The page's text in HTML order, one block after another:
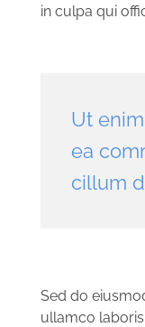
in culpa qui
Ut
ea
cillum
Sed do
ullamco